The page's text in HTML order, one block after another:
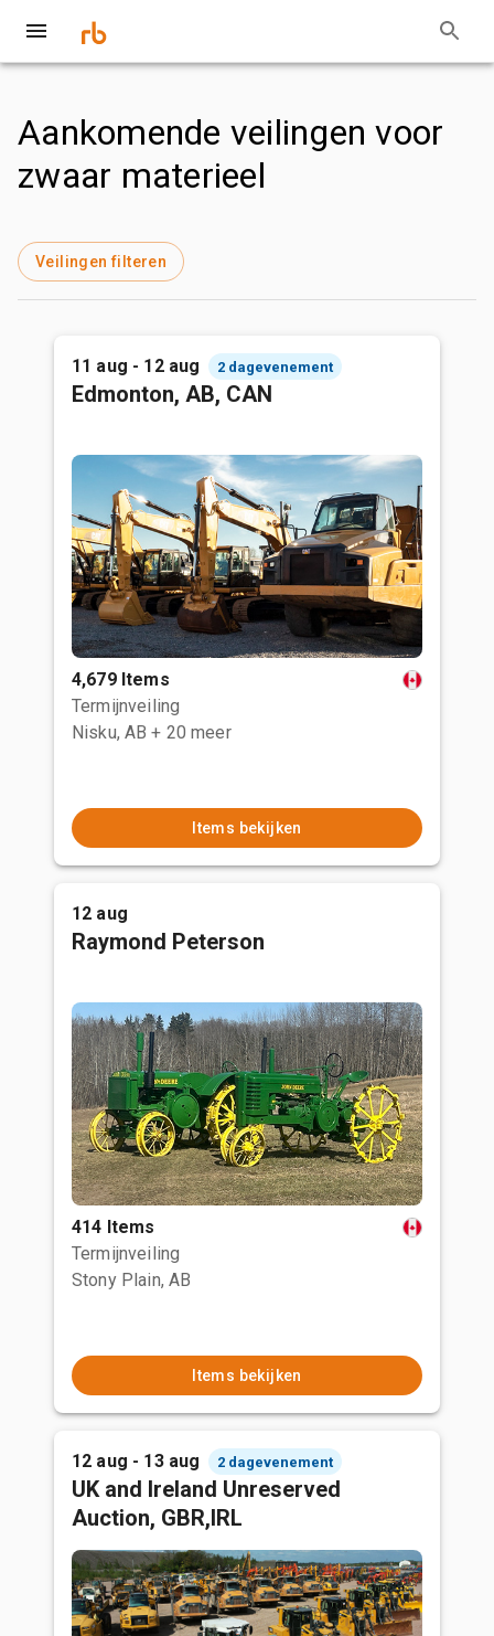
Aankomende veilingen voor
zwaar materieel
Veilingen filteren
11 aug - 12 aug 2 dagevenement
Edmonton, AB, CAN
4,679 Items
Termijnveiling
Nisku, AB + 20 meer
Items bekijken
12 aug
Raymond Peterson
414 Items
Termijnveiling
Stony Plain, AB
Items bekijken
12 aug - 13 aug 2 dagevenement
UK and Ireland Unreserved
Auction, GBR,IRL